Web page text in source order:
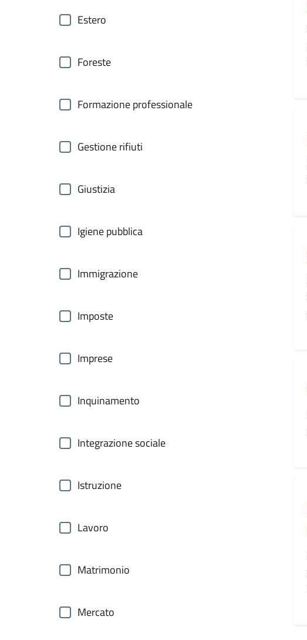
Estero
Foreste
Formazione professionale
Gestione rifiuti
Giustizia
Igiene pubblica
Immigrazione
Imposte
Imprese
Inquinamento
Integrazione sociale
Istruzione
Lavoro
Matrimonio
Mercato